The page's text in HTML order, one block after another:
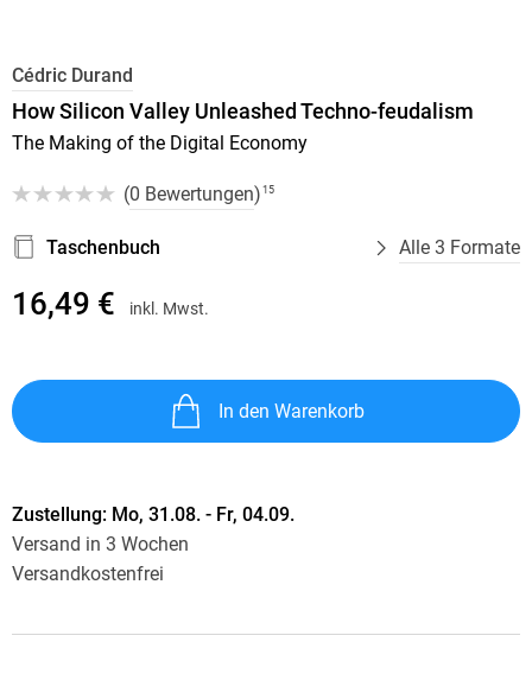
Cédric Durand
How Silicon Valley Unleashed Techno-feudalism
The Making of the Digital Economy
(0 Bewertungen) 15
Taschenbuch Alle 3 Formate
16,49 € inkl. Mwst.
In den Warenkorb
Zustellung: Mo, 31.08. - Fr, 04.09.
Versand in 3 Wochen
Versandkostenfrei